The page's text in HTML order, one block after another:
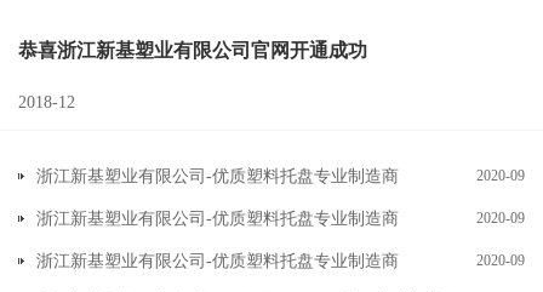
恭喜浙江新基塑业有限公司官网开通成功
2018-12
2020-09
浙江新基塑业有限公司-优质塑料托盘专业制造商
2020-09
浙江新基塑业有限公司-优质塑料托盘专业制造商
2020-09
浙江新基塑业有限公司-优质塑料托盘专业制造商